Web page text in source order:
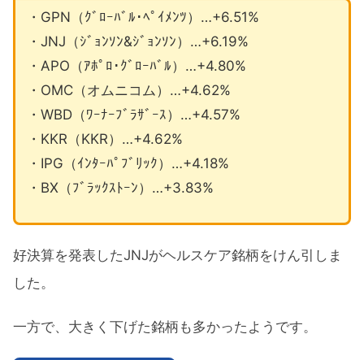
・GPN（ｸﾞﾛｰﾊﾞﾙ･ﾍﾟｲﾒﾝﾂ）…+6.51%
・JNJ（ｼﾞｮﾝｿﾝ&ｼﾞｮﾝｿﾝ）…+6.19%
・APO（ｱﾎﾟﾛ･ｸﾞﾛｰﾊﾞﾙ）…+4.80%
・OMC（オムニコム）…+4.62%
・WBD（ﾜｰﾅｰﾌﾞﾗｻﾞｰｽ）…+4.57%
・KKR（KKR）…+4.62%
・IPG（ｲﾝﾀｰﾊﾟﾌﾞﾘｯｸ）…+4.18%
・BX（ﾌﾞﾗｯｸｽﾄｰﾝ）…+3.83%
好決算を発表したJNJがヘルスケア銘柄をけん引しま
した。
一方で、大きく下げた銘柄も多かったようです。